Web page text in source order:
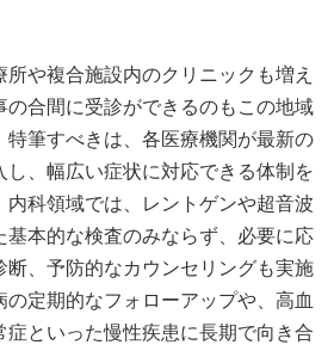
所や複合施設内のクリニックも増え
の合間に受診ができるのもこの地域
特筆すべきは、各医療機関が最新の
し、幅広い症状に対応できる体制を
内科領域では、レントゲンや超音波
基本的な検査のみならず、必要に応
断、予防的なカウンセリングも実施
の定期的なフォローアップや、高血
症といった慢性疾患に長期で向き合